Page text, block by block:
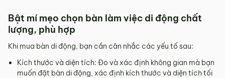
Bật mí mẹo chọn bàn làm việc di động chất
lượng, phù hợp
Khi mua bàn di động, bạn cần cân nhắc các yếu tố sau:
Kích thước và diện tích: Đo và xác định không gian mà bạn
muốn đặt bàn di động, xác định kích thước và diện tích tối